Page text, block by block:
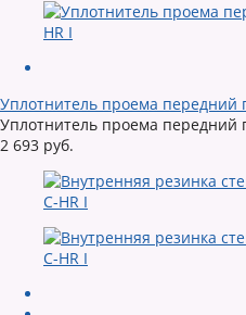
Уплотнитель проема передний
Уплотнитель проема передний
2 693 руб.